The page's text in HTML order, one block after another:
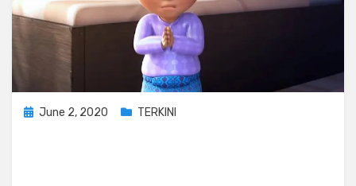
Posted
June 2, 2020 TERKINI